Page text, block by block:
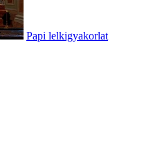
Papi lelkigyakorlat